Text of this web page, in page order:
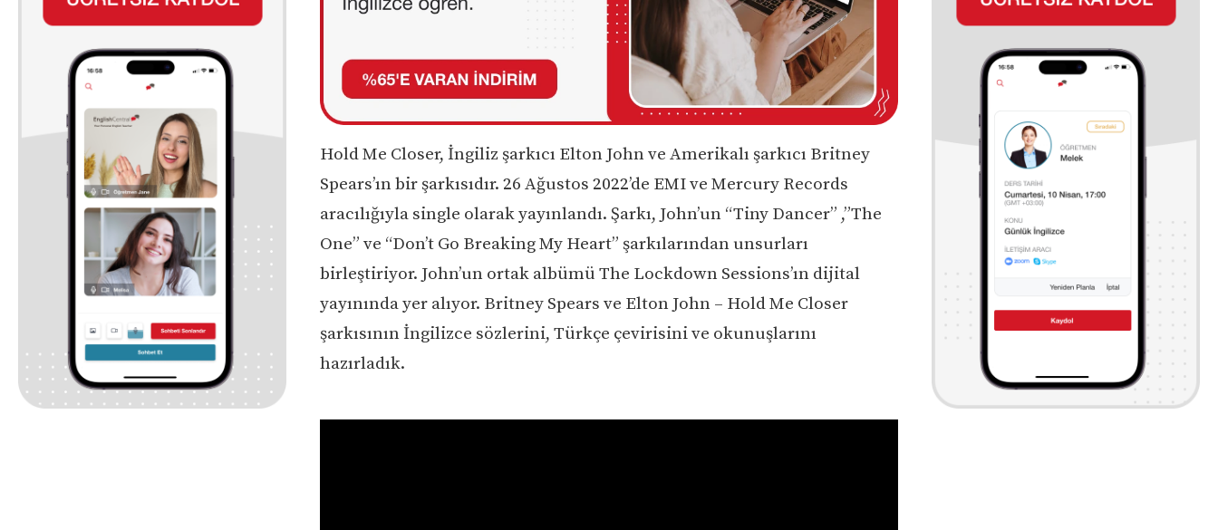
Hold Me Closer, İngiliz şarkıcı Elton John ve Amerikalı şarkıcı Britney
Spears’ın bir şarkısıdır. 26 Ağustos 2022’de EMI ve Mercury Records
aracılığıyla single olarak yayınlandı. Şarkı, John’un “Tiny Dancer” ,”The
One” ve “Don’t Go Breaking My Heart” şarkılarından unsurları
birleştiriyor. John’un ortak albümü The Lockdown Sessions’ın dijital
yayınında yer alıyor. Britney Spears ve Elton John – Hold Me Closer
şarkısının İngilizce sözlerini, Türkçe çevirisini ve okunuşlarını
hazırladık.